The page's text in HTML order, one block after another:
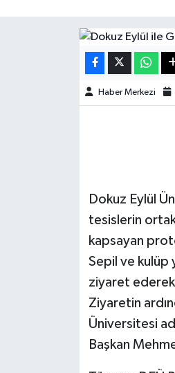
Haber Merkezi
Dokuz Eylül
tesislerin ortak
kapsayan
Sepil ve kulüp
ziyaret
Ziyaretin
Üniversitesi
Başkan
Gündem
Magazin
Haber Arşivi